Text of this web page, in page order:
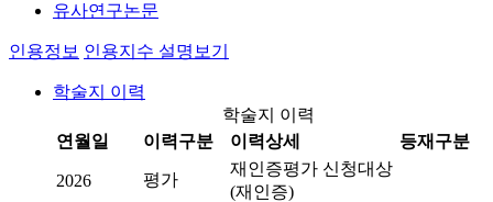
유사연구논문
인용정보 인용지수 설명보기
학술지 이력
학술지 이력
연월일
이력구분 이력상세 등재구분
2026 평가
재인증평가 신청대상
(재인증)